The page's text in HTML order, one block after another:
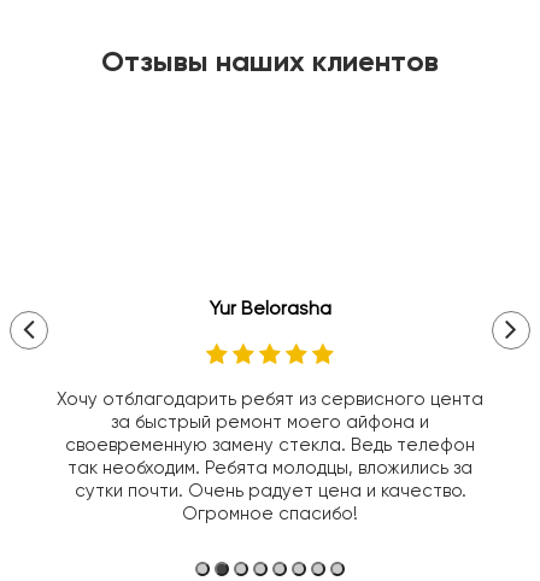
Отзывы наших клиентов
Yur Belorasha
Хочу отблагодарить ребят из сервисного цента
за быстрый ремонт моего айфона и
своевременную замену стекла. Ведь телефон
так необходим. Ребята молодцы, вложились за
сутки почти. Очень радует цена и качество.
Огромное спасибо!